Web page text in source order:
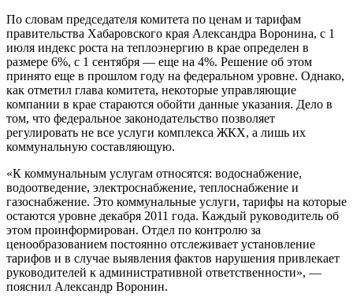
По словам председателя комитета по ценам и тарифам
правительства Хабаровского края Александра Воронина, с 1
июля индекс роста на теплоэнергию в крае определен в
размере 6%, с 1 сентября — еще на 4%. Решение об этом
принято еще в прошлом году на федеральном уровне. Однако,
как отметил глава комитета, некоторые управляющие
компании в крае стараются обойти данные указания. Дело в
том, что федеральное законодательство позволяет
регулировать не все услуги комплекса ЖКХ, а лишь их
коммунальную составляющую.
«К коммунальным услугам относятся: водоснабжение,
водоотведение, электроснабжение, теплоснабжение и
газоснабжение. Это коммунальные услуги, тарифы на которые
остаются уровне декабря 2011 года. Каждый руководитель об
этом проинформирован. Отдел по контролю за
ценообразованием постоянно отслеживает установление
тарифов и в случае выявления фактов нарушения привлекает
руководителей к административной ответственности», —
пояснил Александр Воронин.